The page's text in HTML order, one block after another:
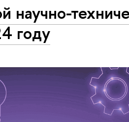
научно-
году